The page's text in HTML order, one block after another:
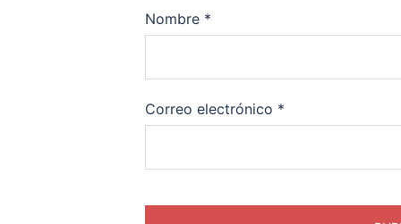
Nombre *
Correo electrónico *